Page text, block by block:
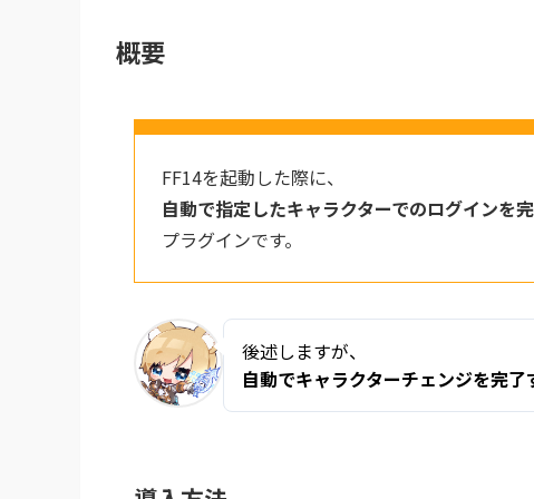
概要
FF14を起動した際に、
自動で指定したキャラクターでのログインを
プラグインです。
後述しますが、
自動でキャラクターチェンジを完了